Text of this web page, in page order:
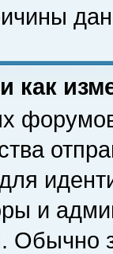
как
и
Обычно